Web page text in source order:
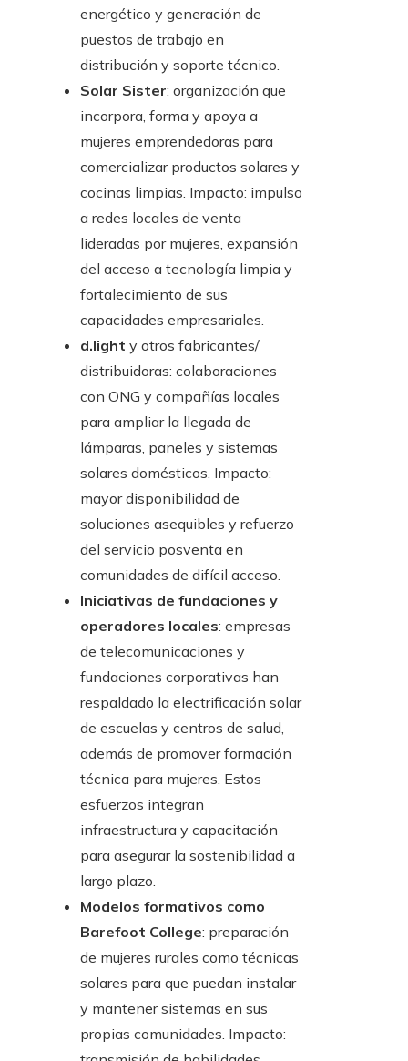
energético y generación de
puestos de trabajo en
distribución y soporte técnico.
Solar Sister: organización que
incorpora, forma y apoya a
mujeres emprendedoras para
comercializar productos solares y
cocinas limpias. Impacto: impulso
a redes locales de venta
lideradas por mujeres, expansión
del acceso a tecnología limpia y
fortalecimiento de sus
capacidades empresariales.
d.light y otros fabricantes/
distribuidoras: colaboraciones
con ONG y compañías locales
para ampliar la llegada de
lámparas, paneles y sistemas
solares domésticos. Impacto:
mayor disponibilidad de
soluciones asequibles y refuerzo
del servicio posventa en
comunidades de difícil acceso.
Iniciativas de fundaciones y
operadores locales: empresas
de telecomunicaciones y
fundaciones corporativas han
respaldado la electrificación solar
de escuelas y centros de salud,
además de promover formación
técnica para mujeres. Estos
esfuerzos integran
infraestructura y capacitación
para asegurar la sostenibilidad a
largo plazo.
Modelos formativos como
Barefoot College: preparación
de mujeres rurales como técnicas
solares para que puedan instalar
y mantener sistemas en sus
propias comunidades. Impacto: